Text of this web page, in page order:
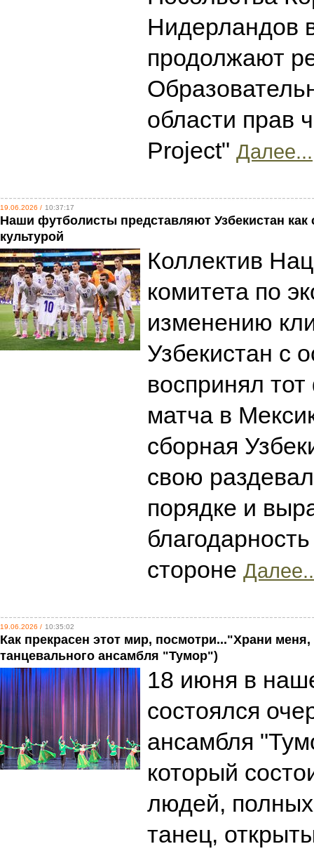
Нидерландов
продолжают
области прав
Project" Далее...
19.06.2026 / 10:37:17
Наши футболисты представляют Узбекистан как
культурой
Коллектив
комитета по
изменению
Узбекистан с
воспринял
матча в
сборная
свою
порядке и
стороне
19.06.2026 / 10:35:02
Как прекрасен этот мир, посмотри..."Храни
танцевального ансамбля "Тумор")
18 июня в
состоялся
ансамбля
который
людей,
танец,